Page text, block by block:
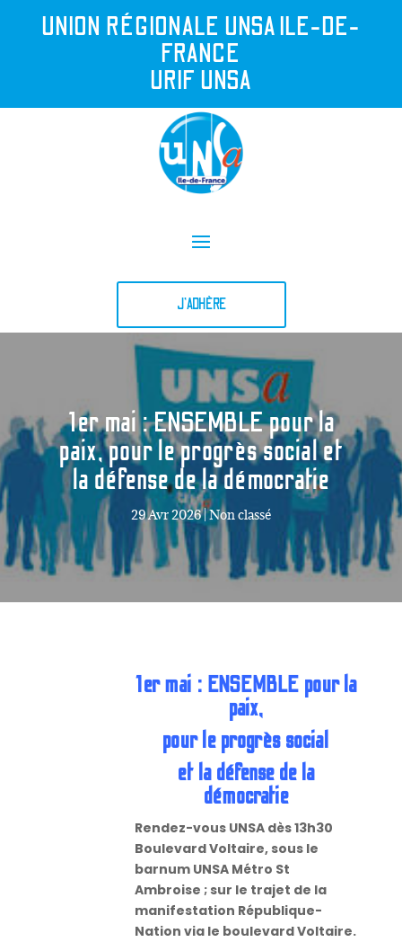
UNION RÉGIONALE UNSA ILE-DE-
FRANCE
URIF UNSA
J'ADHÈRE
1er mai : ENSEMBLE pour la
paix, pour le progrès social et
la défense de la démocratie
29 Avr 2026|Non classé
1er mai : ENSEMBLE pour la
paix,
pour le progrès social
et la défense de la
démocratie
Rendez-vous UNSA dès 13h30
Boulevard Voltaire, sous le
barnum UNSA Métro St
Ambroise ; sur le trajet de la
manifestation République-
Nation via le boulevard Voltaire.